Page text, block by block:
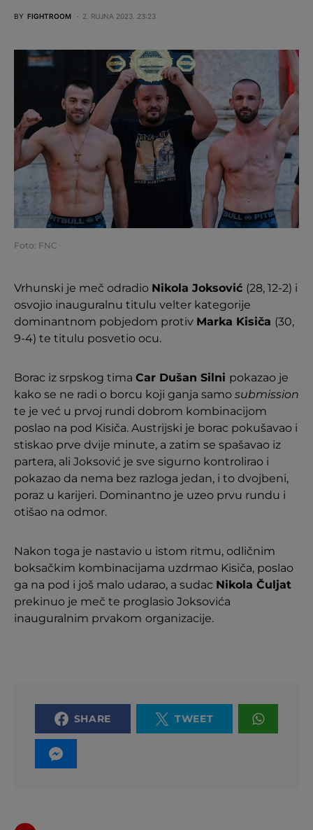
BY FIGHTROOM 2. RUJNA 2023. 23:23
Foto: FNC
Vrhunski je meč odradio Nikola Joksović (28, 12-2) i
osvojio inauguralnu titulu velter kategorije
dominantnom pobjedom protiv Marka Kisiča (30,
9-4) te titulu posvetio ocu.
Borac iz srpskog tima Car Dušan Silni pokazao je
kako se ne radi o borcu koji ganja samo submission
te je već u prvoj rundi dobrom kombinacijom
poslao na pod Kisiča. Austrijski je borac pokušavao i
stiskao prve dvije minute, a zatim se spašavao iz
partera, ali Joksović je sve sigurno kontrolirao i
pokazao da nema bez razloga jedan, i to dvojbeni,
poraz u karijeri. Dominantno je uzeo prvu rundu i
otišao na odmor.
Nakon toga je nastavio u istom ritmu, odličnim
boksačkim kombinacijama uzdrmao Kisiča, poslao
ga na pod i još malo udarao, a sudac Nikola Čuljat
prekinuo je meč te proglasio Joksovića
inauguralnim prvakom organizacije.
SHARE TWEET